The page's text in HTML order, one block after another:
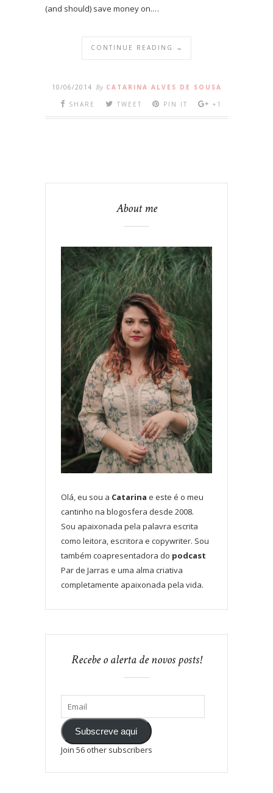
(and should) save money on.…
CONTINUE READING →
10/06/2014 By CATARINA ALVES DE SOUSA
SHARE
TWEET PIN IT +1
About me
Olá, eu sou a Catarina e este é o meu
cantinho na blogosfera desde 2008.
Sou apaixonada pela palavra escrita
como leitora, escritora e copywriter. Sou
também coapresentadora do podcast
Par de Jarras e uma alma criativa
completamente apaixonada pela vida.
Recebe o alerta de novos posts!
Subscreve aqui
Join 56 other subscribers